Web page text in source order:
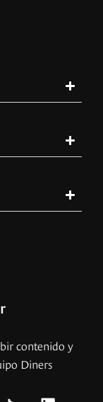
contenido y
Diners